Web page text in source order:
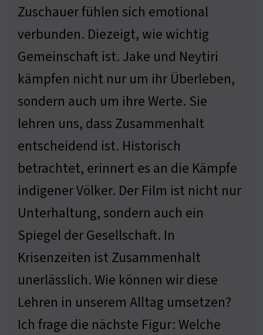
Zuschauer fühlen sich emotional
verbunden. Diezeigt, wie wichtig
Gemeinschaft ist. Jake und Neytiri
kämpfen nicht nur um ihr Überleben,
sondern auch um ihre Werte. Sie
lehren uns, dass Zusammenhalt
entscheidend ist. Historisch
betrachtet, erinnert es an die Kämpfe
indigener Völker. Der Film ist nicht nur
Unterhaltung, sondern auch ein
Spiegel der Gesellschaft. In
Krisenzeiten ist Zusammenhalt
unerlässlich. Wie können wir diese
Lehren in unserem Alltag umsetzen?
Ich frage die nächste Figur: Welche